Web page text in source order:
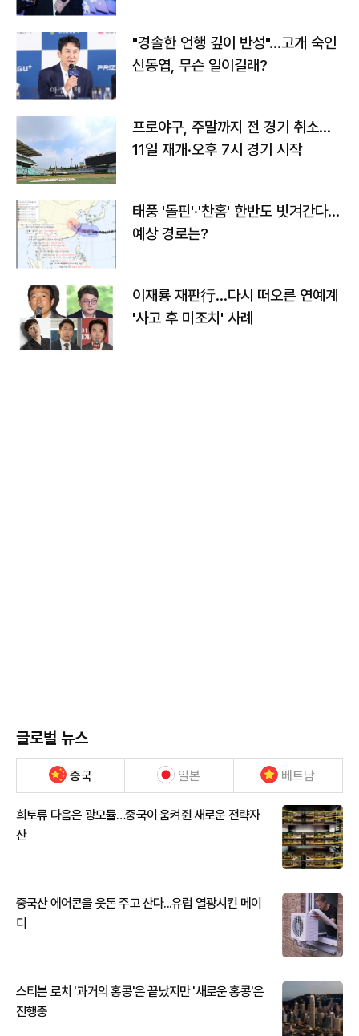
"경솔한 언행 깊이 반성"…고개 숙인
신동엽, 무슨 일이길래?
프로야구, 주말까지 전 경기 취소…
11일 재개·오후 7시 경기 시작
태풍 '돌핀'·'찬홈' 한반도 빗겨간다…
예상 경로는?
이재룡 재판行…다시 떠오른 연예계
'사고 후 미조치' 사례
글로벌 뉴스
중국 일본 베트남
희토류 다음은 광모듈…중국이 움켜쥔 새로운 전략자
산
중국산 에어콘을 웃돈 주고 산다...유럽 열광시킨 메이
디
스티븐 로치 '과거의 홍콩'은 끝났지만 '새로운 홍콩'은
진행중